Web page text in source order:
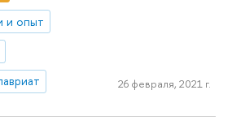
и опыт
26 февраля, 2021 г.